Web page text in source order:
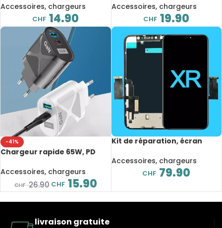
doigts, mat, pour Nothing
Accessoires, chargeurs
CHF 14.90
pour Nothing Phone 1
Accessoires, chargeurs
CHF 19.90
-41%
Chargeur rapide 65W, PD
Accessoires, chargeurs
CHF26.90 CHF 15.90
Kit de réparation, écran
remplacement, pour iPhone
Accessoires, chargeurs
CHF 79.90
livraison gratuite